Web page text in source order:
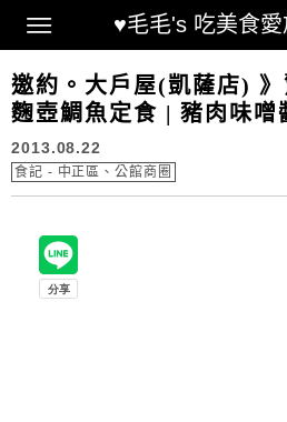
♥毛毛's 吃美食
Main Menu
邀約。大戶屋(凱薩店)
麴壺鯛魚定食 | 豬肉味噌
2013.08.22
食記 - 中正區、公館商圈